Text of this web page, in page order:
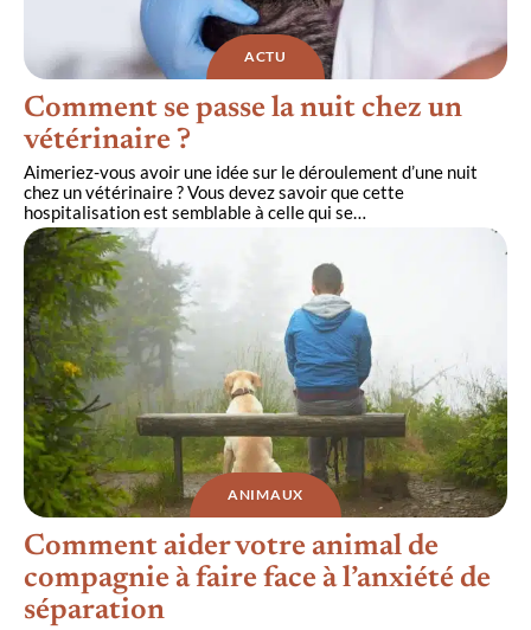
ACTU
Comment se passe la nuit chez un
vétérinaire ?
Aimeriez-vous avoir une idée sur le déroulement d’une nuit
chez un vétérinaire ? Vous devez savoir que cette
hospitalisation est semblable à celle qui se…
ANIMAUX
Comment aider votre animal de
compagnie à faire face à l’anxiété de
séparation